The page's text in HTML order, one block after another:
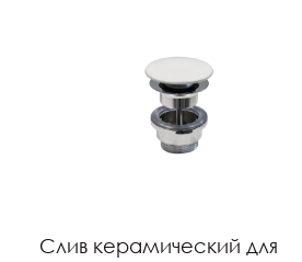
Слив керамический для